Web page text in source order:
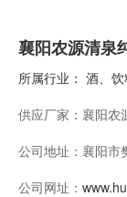
襄阳农源清泉
所属行业： 酒、
供应厂家： 襄阳农
公司地址： 襄阳市
公司网址：